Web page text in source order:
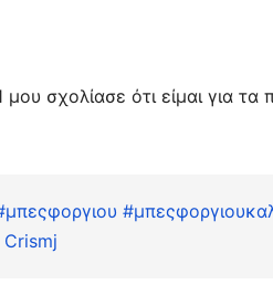
σχολίασε ότι είμαι για